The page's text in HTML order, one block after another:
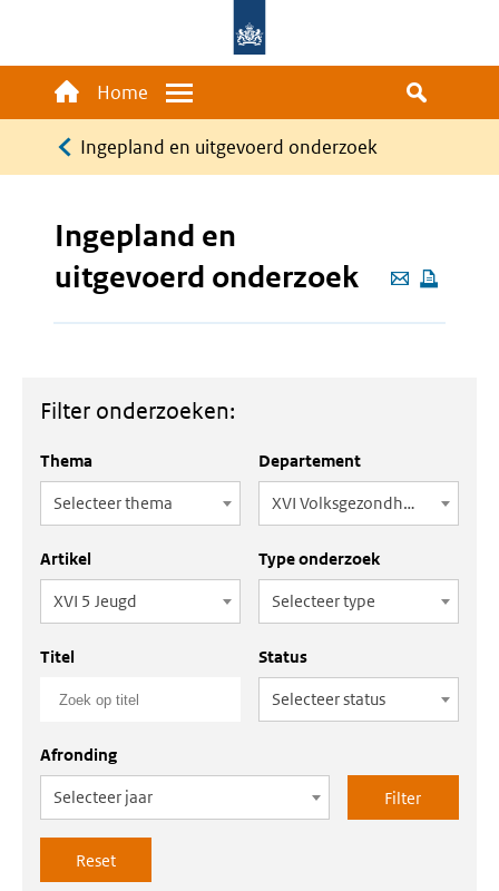
gaan
Main
navigation
Home Menu
Kruimelpad
Ingepland en uitgevoerd onderzoek
Deze
pagina
Ingepland en
uitgevoerd onderzoek
Filter onderzoeken:
Thema
Selecteer thema
Departement
XVI Volksgezondheid, Welzijn en Sport
Artikel
XVI 5 Jeugd
Type onderzoek
Selecteer type
Titel
Status
Selecteer status
Afronding
Selecteer jaar